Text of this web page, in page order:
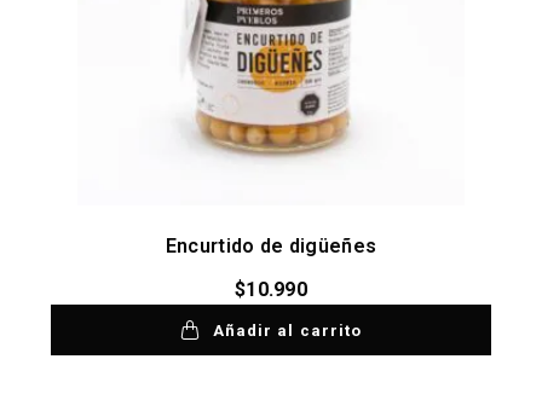
Encurtido de digüeñes
$10.990
Añadir al carrito